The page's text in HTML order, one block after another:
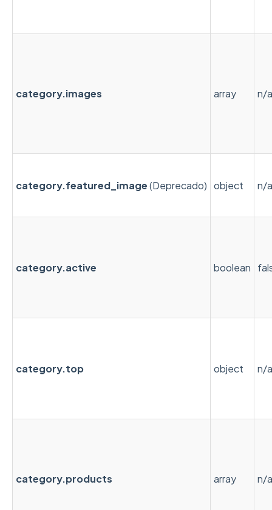
category.images array n/a
category.featured_image(Deprecado) object n/a
category.active boolean
category.top object n/a
category.products array n/a